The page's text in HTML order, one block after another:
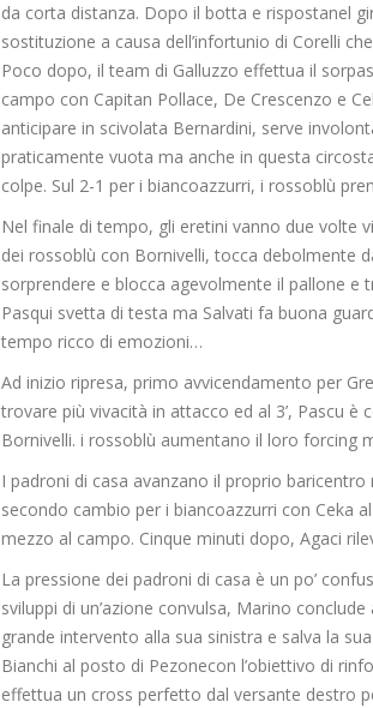
da corta distanza. Dopo il botta e rispostanel
sostituzione a causa dell’infortunio di Corelli
Poco dopo, il team di Galluzzo effettua il
campo con Capitan Pollace, De Crescenzo e
anticipare in scivolata Bernardini, serve
praticamente vuota ma anche in questa
colpe. Sul 2-1 per i biancoazzurri, i rossoblù
Nel finale di tempo, gli eretini vanno due volte
dei rossoblù con Bornivelli, tocca debolmente
sorprendere e blocca agevolmente il pallone e
Pasqui svetta di testa ma Salvati fa buona
tempo ricco di emozioni…
Ad inizio ripresa, primo avvicendamento per
trovare più vivacità in attacco ed al 3’, Pascu è
Bornivelli. i rossoblù aumentano il loro forcing
I padroni di casa avanzano il proprio
secondo cambio per i biancoazzurri con Ceka
mezzo al campo. Cinque minuti dopo, Agaci
La pressione dei padroni di casa è un po’
sviluppi di un’azione convulsa, Marino
grande intervento alla sua sinistra e salva la
Bianchi al posto di Pezonecon l’obiettivo di
effettua un cross perfetto dal versante destro